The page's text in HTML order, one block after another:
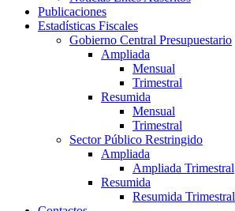
Publicaciones
Estadísticas Fiscales
Gobierno Central Presupuestario
Ampliada
Mensual
Trimestral
Resumida
Mensual
Trimestral
Sector Público Restringido
Ampliada
Ampliada Trimestral
Resumida
Resumida Trimestral